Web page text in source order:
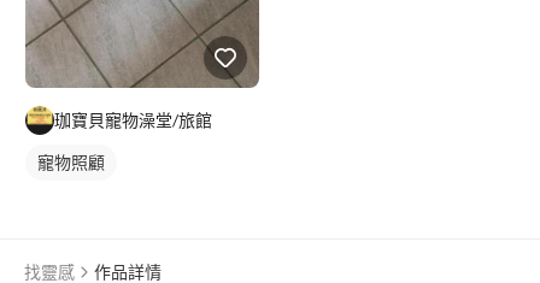
珈寶貝寵物澡堂/旅館
寵物照顧
找靈感 作品詳情